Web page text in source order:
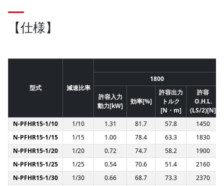
【仕様】
型式 減速比率
1800
許容入力
動力[kW]
効率[%]
許容出力
トルク
[N・m]
許容
O.H.L.
(LS/2)[N]
N-PFHR15-1/10 1/10 1.31 81.7 57.8
1450
N-PFHR15-1/15
1/15 1.00 78.4 63.3
1830
N-PFHR15-1/20
1/20 0.72 74.7 58.2
1900
N-PFHR15-1/25
1/25 0.54 70.6 51.4
2160
N-PFHR15-1/30
1/30 0.66 68.7 73.3
2370